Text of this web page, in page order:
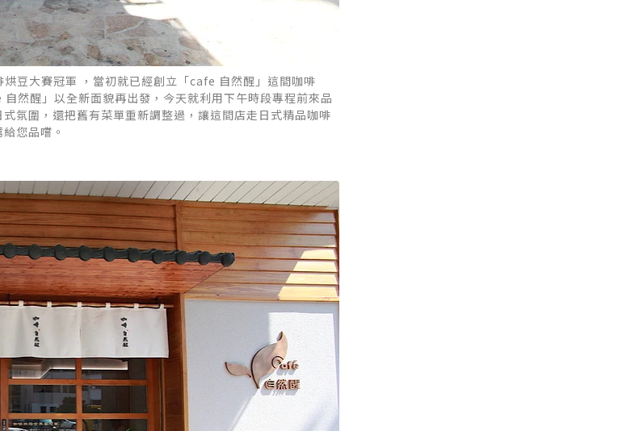
豆大賽冠軍 ，當初就已經創立「cafe 自然醒」這間咖啡
然醒」以全新面貌再出發，今天就利用下午時段專程前來品
氛圍，還把舊有菜單重新調整過，讓這間店走日式精品咖啡
您品嚐。